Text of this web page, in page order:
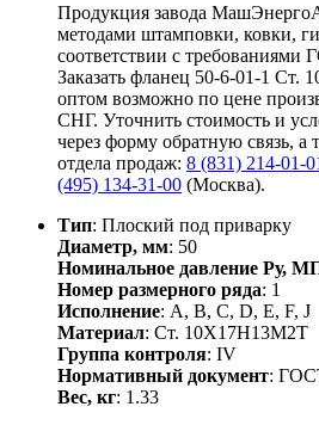
Продукция завода
методами штамповки, ковки,
соответствии с требованиями
Заказать фланец 50-6-01-1
оптом возможно по цене
СНГ. Уточнить стоимость и
через форму обратную связь, а
отдела продаж: 8 (831) 214-01-
(495) 134-31-00 (Москва).
Тип: Плоский под приварку
Диаметр, мм: 50
Номинальное давление Ру,
Номер размерного ряда: 1
Исполнение: A, B, С, D, E, F, J
Материал: Ст. 10Х17Н13М2Т
Группа контроля: IV
Нормативный документ:
Вес, кг: 1.33